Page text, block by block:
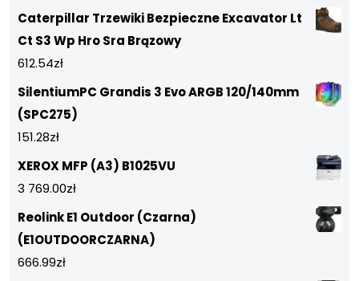
Caterpillar Trzewiki Bezpieczne Excavator Lt
Ct S3 Wp Hro Sra Brązowy
612.54zł
SilentiumPC Grandis 3 Evo ARGB 120/140mm
(SPC275)
151.28zł
XEROX MFP (A3) B1025VU
3 769.00zł
Reolink E1 Outdoor (Czarna)
(E1OUTDOORCZARNA)
666.99zł